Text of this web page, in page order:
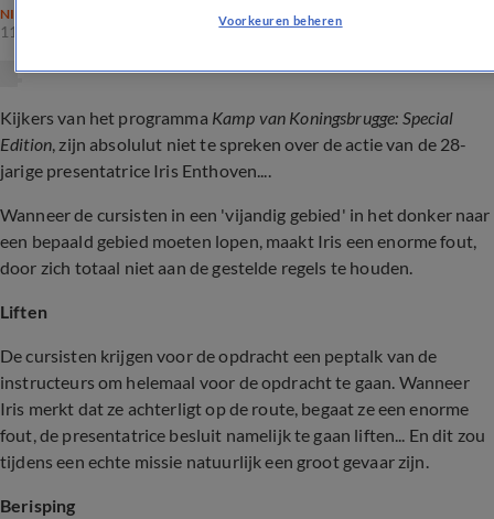
NIEUWS
11 nov 2022, 16:09
Kijkers van het programma Kamp van Koningsbrugge: Special
Edition, zijn absolulut niet te spreken over de actie van de 28-
jarige presentatrice Iris Enthoven....
Wanneer de cursisten in een 'vijandig gebied' in het donker naar
een bepaald gebied moeten lopen, maakt Iris een enorme fout,
door zich totaal niet aan de gestelde regels te houden.
Liften
De cursisten krijgen voor de opdracht een peptalk van de
instructeurs om helemaal voor de opdracht te gaan. Wanneer
Iris merkt dat ze achterligt op de route, begaat ze een enorme
fout, de presentatrice besluit namelijk te gaan liften... En dit zou
tijdens een echte missie natuurlijk een groot gevaar zijn.
Berisping
Voorkeuren beheren